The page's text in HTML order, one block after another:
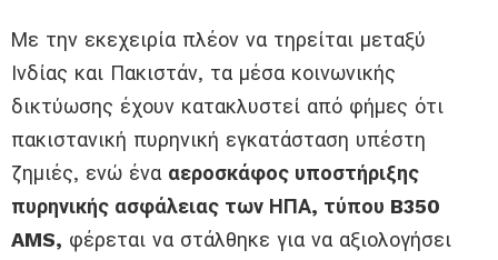
Με την εκεχειρία πλέον να τηρείται μεταξύ
Ινδίας και Πακιστάν, τα μέσα κοινωνικής
δικτύωσης έχουν κατακλυστεί από φήμες ότι
πακιστανική πυρηνική εγκατάσταση υπέστη
ζημιές, ενώ ένα αεροσκάφος υποστήριξης
πυρηνικής ασφάλειας των ΗΠΑ, τύπου B350
AMS, φέρεται να στάλθηκε για να αξιολογήσει